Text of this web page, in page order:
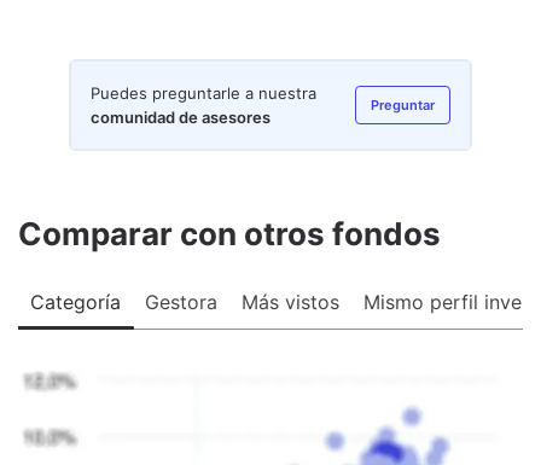
Puedes preguntarle a nuestra
comunidad de asesores
Preguntar
Comparar con otros fondos
Categoría Gestora Más vistos Mismo perfil